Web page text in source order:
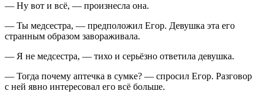
— Ну вот и всё, — произнесла она.
— Ты медсестра, — предположил Егор. Девушка эта его
странным образом завораживала.
— Я не медсестра, — тихо и серьёзно ответила девушка.
— Тогда почему аптечка в сумке? — спросил Егор. Разговор
с ней явно интересовал его всё больше.